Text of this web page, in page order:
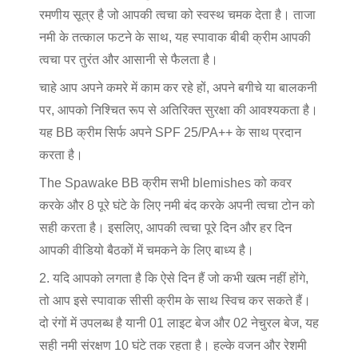
रमणीय सूत्र है जो आपकी त्वचा को स्वस्थ चमक देता है। ताजा
नमी के तत्काल फटने के साथ, यह स्पावाक बीबी क्रीम आपकी
त्वचा पर तुरंत और आसानी से फैलता है।
चाहे आप अपने कमरे में काम कर रहे हों, अपने बगीचे या बालकनी
पर, आपको निश्चित रूप से अतिरिक्त सुरक्षा की आवश्यकता है।
यह BB क्रीम सिर्फ अपने SPF 25/PA++ के साथ प्रदान
करता है।
The Spawake BB क्रीम सभी blemishes को कवर
करके और 8 पूरे घंटे के लिए नमी बंद करके अपनी त्वचा टोन को
सही करता है। इसलिए, आपकी त्वचा पूरे दिन और हर दिन
आपकी वीडियो बैठकों में चमकने के लिए बाध्य है।
2. यदि आपको लगता है कि ऐसे दिन हैं जो कभी खत्म नहीं होंगे,
तो आप इसे स्पावाक सीसी क्रीम के साथ स्विच कर सकते हैं।
दो रंगों में उपलब्ध है यानी 01 लाइट बेज और 02 नेचुरल बेज, यह
सही नमी संरक्षण 10 घंटे तक रहता है। हल्के वजन और रेशमी